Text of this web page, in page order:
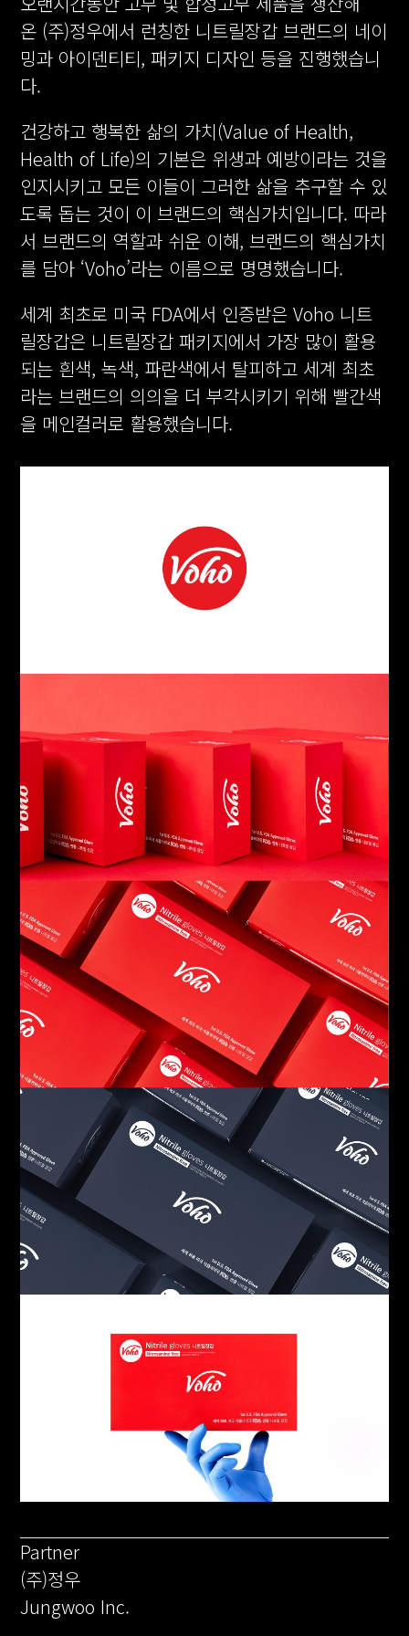
온 (주)정우에서 런칭한 니트릴장갑 브랜드의 네이
밍과 아이덴티티, 패키지 디자인 등을 진행했습니
다.
건강하고 행복한 삶의 가치(Value of Health,
Health of Life)의 기본은 위생과 예방이라는 것을
인지시키고 모든 이들이 그러한 삶을 추구할 수 있
도록 돕는 것이 이 브랜드의 핵심가치입니다. 따라
서 브랜드의 역할과 쉬운 이해, 브랜드의 핵심가치
를 담아 ‘Voho’라는 이름으로 명명했습니다.
세계 최초로 미국 FDA에서 인증받은 Voho 니트
릴장갑은 니트릴장갑 패키지에서 가장 많이 활용
되는 흰색, 녹색, 파란색에서 탈피하고 세계 최초
라는 브랜드의 의의을 더 부각시키기 위해 빨간색
을 메인컬러로 활용했습니다.
Partner
(주)정우
Jungwoo Inc.